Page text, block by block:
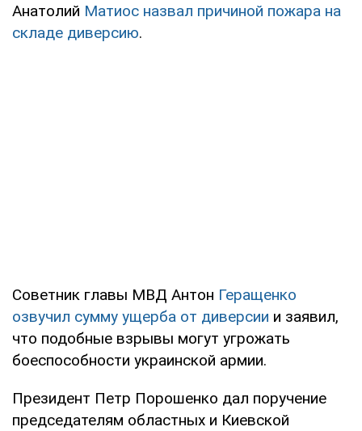
Анатолий Матиос назвал причиной пожара на
складе диверсию.
Советник главы МВД Антон Геращенко
озвучил сумму ущерба от диверсии и заявил,
что подобные взрывы могут угрожать
боеспособности украинской армии.
Президент Петр Порошенко дал поручение
председателям областных и Киевской